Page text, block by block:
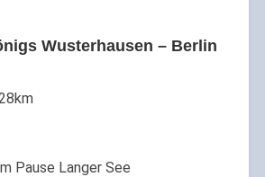
Wusterhausen – Berlin
Pause Langer See